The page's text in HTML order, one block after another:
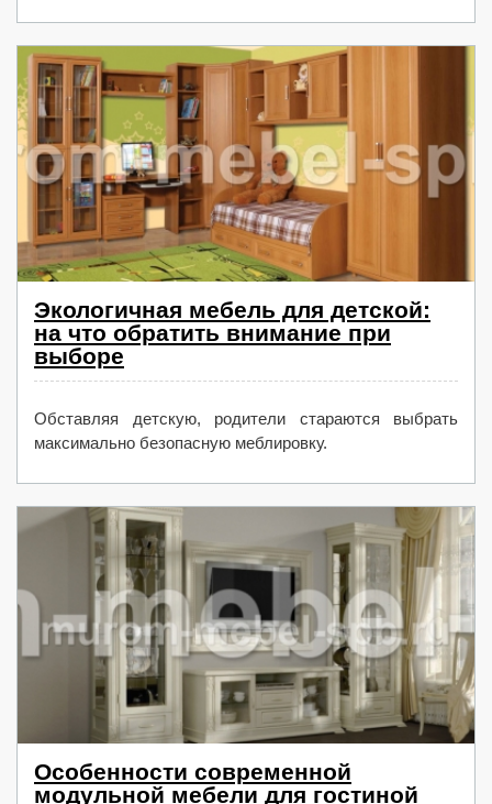
Экологичная мебель для детской:
на что обратить внимание при
выборе
Обставляя детскую, родители стараются выбрать
максимально безопасную меблировку.
Особенности современной
модульной мебели для гостиной